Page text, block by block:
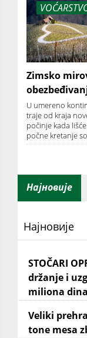
Zimsko
U umereno
traje od kraja
počinje kada
počne kretanje
Најновије
Најновије
STOČARI
držanje i
miliona
Veliki
tone mesa